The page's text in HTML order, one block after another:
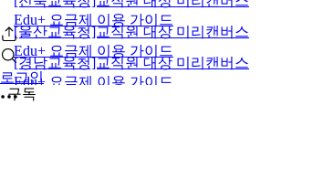
로그인
Edu+ 요금제 이용 가이드
[울산교육청]교직원 대상 미리캔버스
Edu+ 요금제 이용 가이드
[경남교육청]교직원 대상 미리캔버스
Edu+ 요금제 이용 가이드
구독